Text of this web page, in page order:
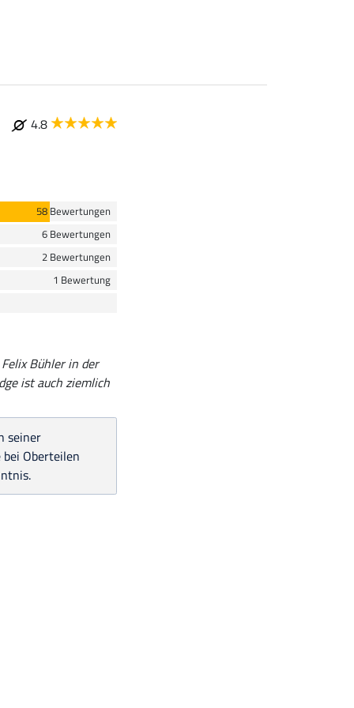
4.8
58 Bewertungen
6 Bewertungen
2 Bewertungen
1 Bewertung
Bühler in der
ist auch ziemlich
seiner
Oberteilen